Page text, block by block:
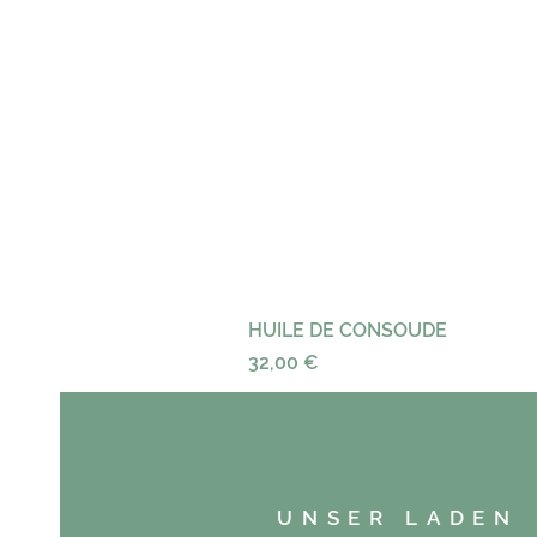
HUILE DE CONSOUDE
Preis
32,00 €
UNSER LADEN